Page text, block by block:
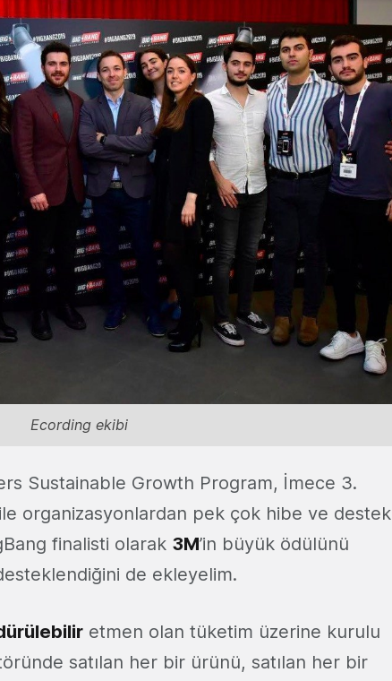
Ecording ekibi
Sustainable Growth Program, İmece 3.
organizasyonlardan pek çok hibe ve destek
finalisti olarak 3M’in büyük ödülünü
de ekleyelim.
etmen olan tüketim üzerine kurulu
satılan her bir ürünü, satılan her bir